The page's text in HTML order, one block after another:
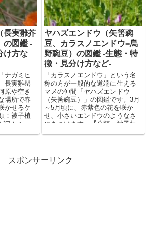
長実雛芥
の図鑑 -
け方な
ナガミヒ
長実雛罌
原や空き
場所で春
かせるケ
：被子植
目ケシ
ヤハズエンドウ（矢筈豌
豆、カラスノエンドウ=烏
野豌豆）の図鑑 -生態・特
徴・見分け方など-
「カラスノエンドウ」という名
称の方が一般的な道端に生える
マメの仲間「ヤハズエンドウ
（矢筈豌豆）」の図鑑です。3月
～5月頃に、赤紫色の花を咲か
せ、小さいエンドウのようなさ
やをつけます。【分類：被子植
スポンサーリンク